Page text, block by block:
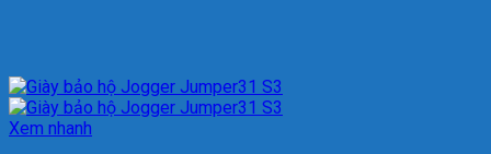
Xem nhanh